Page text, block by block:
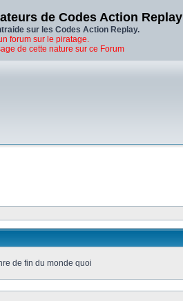
de Codes Action Replay
sur les Codes Action Replay.
forum sur le piratage.
de cette nature sur ce Forum
de fin du monde quoi